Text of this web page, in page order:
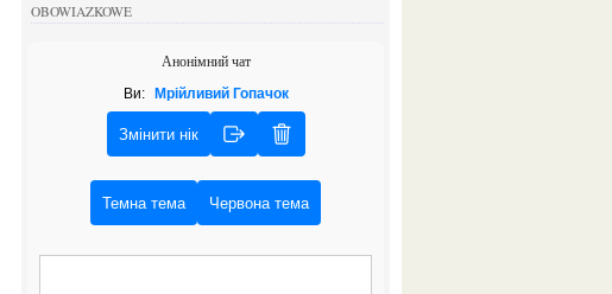
OBOWIAZKOWE
Анонімний чат
Ви: Мрійливий Гопачок
Змінити нік
Темна тема Червона тема